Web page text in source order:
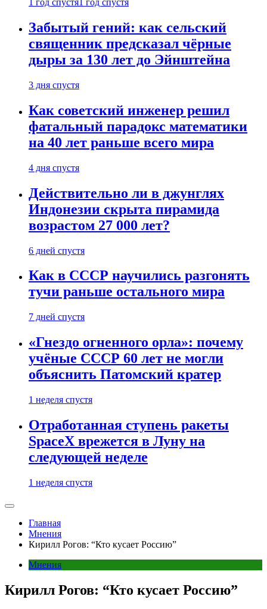
1 год спустя 1 год спустя
Забытый гений: как сельский
священник предсказал чёрные
дыры за 130 лет до Эйнштейна
3 дня спустя
Как советский инженер решил
фатальный парадокс математики
на 40 лет раньше всего мира
4 дня спустя
Действительно ли в джунглях
Индонезии скрыта пирамида
возрастом 27 000 лет?
6 дней спустя
Как в СССР научились разгонять
тучи раньше остального мира
7 дней спустя
«Гнездо огненного орла»: почему
учёные СССР 60 лет не могли
объяснить Патомский кратер
1 неделя спустя
Отработанная ступень ракеты
SpaceX врежется в Луну на
следующей неделе
1 неделя спустя
Главная
Мнения
Кирилл Рогов: “Кто кусает Россию”
Мнения
Кирилл Рогов: “Кто кусает Россию”